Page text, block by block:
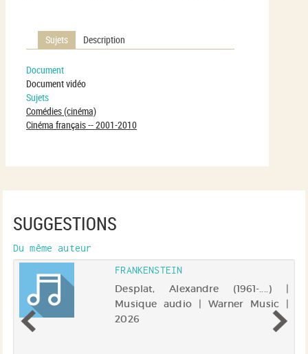
Sujets Description
Document
Document vidéo
Sujets
Comédies (cinéma)
Cinéma français -- 2001-2010
SUGGESTIONS
Du même auteur
FRANKENSTEIN
Desplat, Alexandre (1961-....) |
Musique audio | Warner Music |
2026